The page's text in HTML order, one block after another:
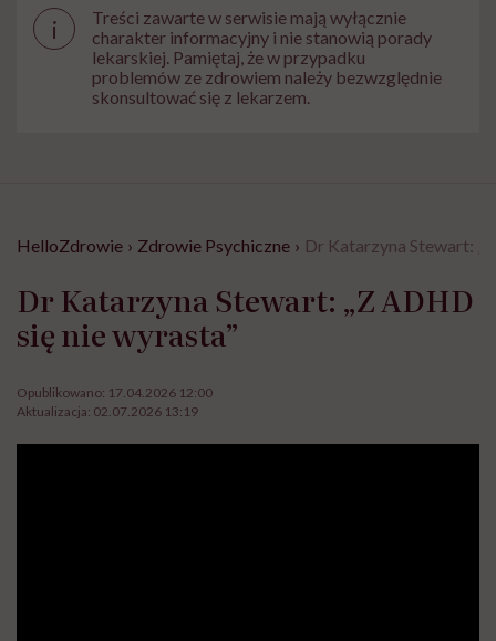
i
Treści zawarte w serwisie mają wyłącznie
charakter informacyjny i nie stanowią porady
lekarskiej. Pamiętaj, że w przypadku
problemów ze zdrowiem należy bezwzględnie
skonsultować się z lekarzem.
HelloZdrowie › Zdrowie Psychiczne › Dr Katarzyna Stewart:
Dr Katarzyna Stewart: „Z ADHD
się nie wyrasta”
Opublikowano: 17.04.2026 12:00
Aktualizacja: 02.07.2026 13:19